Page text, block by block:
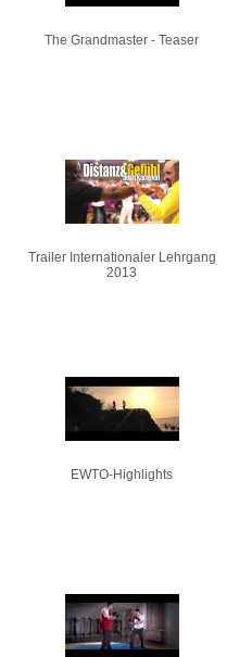
The Grandmaster - Teaser
Trailer Internationaler Lehrgang
2013
EWTO-Highlights